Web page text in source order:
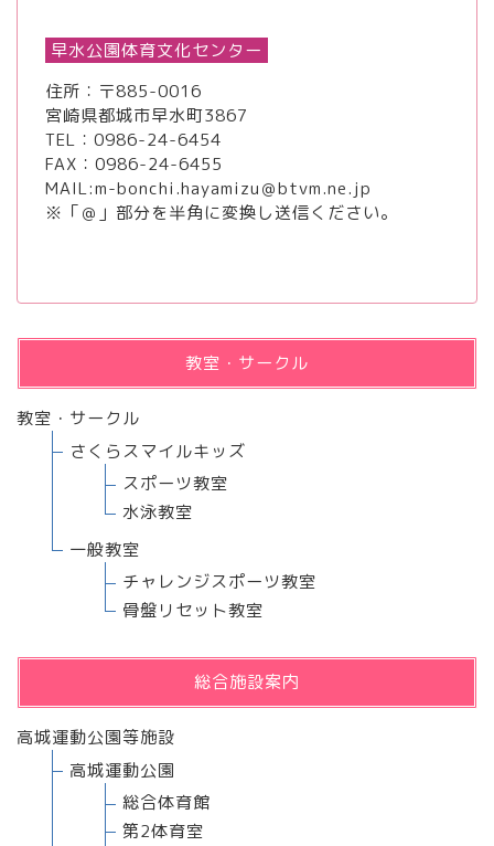
早水公園体育文化センター
住所：〒885-0016
宮崎県都城市早水町3867
TEL： 0986-24-6454
FAX：0986-24-6455
MAIL:m-bonchi.hayamizu＠btvm.ne.jp
※「＠」部分を半角に変換し送信ください。
教室・サークル
教室・サークル
さくらスマイルキッズ
スポーツ教室
水泳教室
一般教室
チャレンジスポーツ教室
骨盤リセット教室
総合施設案内
高城運動公園等施設
高城運動公園
総合体育館
第2体育室